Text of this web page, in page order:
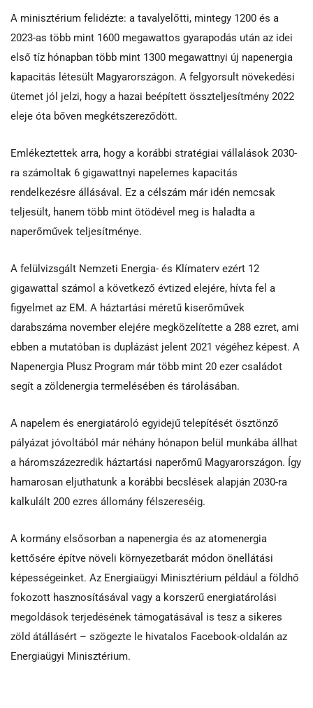
A minisztérium felidézte: a tavalyelőtti, mintegy 1200 és a
2023-as több mint 1600 megawattos gyarapodás után az idei
első tíz hónapban több mint 1300 megawattnyi új napenergia
kapacitás létesült Magyarországon. A felgyorsult növekedési
ütemet jól jelzi, hogy a hazai beépített összteljesítmény 2022
eleje óta bőven megkétszereződött.
Emlékeztettek arra, hogy a korábbi stratégiai vállalások 2030-
ra számoltak 6 gigawattnyi napelemes kapacitás
rendelkezésre állásával. Ez a célszám már idén nemcsak
teljesült, hanem több mint ötödével meg is haladta a
naperőművek teljesítménye.
A felülvizsgált Nemzeti Energia- és Klímaterv ezért 12
gigawattal számol a következő évtized elejére, hívta fel a
figyelmet az EM. A háztartási méretű kiserőművek
darabszáma november elejére megközelítette a 288 ezret, ami
ebben a mutatóban is duplázást jelent 2021 végéhez képest. A
Napenergia Plusz Program már több mint 20 ezer családot
segít a zöldenergia termelésében és tárolásában.
A napelem és energiatároló egyidejű telepítését ösztönző
pályázat jóvoltából már néhány hónapon belül munkába állhat
a háromszázezredik háztartási naperőmű Magyarországon. Így
hamarosan eljuthatunk a korábbi becslések alapján 2030-ra
kalkulált 200 ezres állomány félszereséig.
A kormány elsősorban a napenergia és az atomenergia
kettősére építve növeli környezetbarát módon önellátási
képességeinket. Az Energiaügyi Minisztérium például a földhő
fokozott hasznosításával vagy a korszerű energiatárolási
megoldások terjedésének támogatásával is tesz a sikeres
zöld átállásért – szögezte le hivatalos Facebook-oldalán az
Energiaügyi Minisztérium.